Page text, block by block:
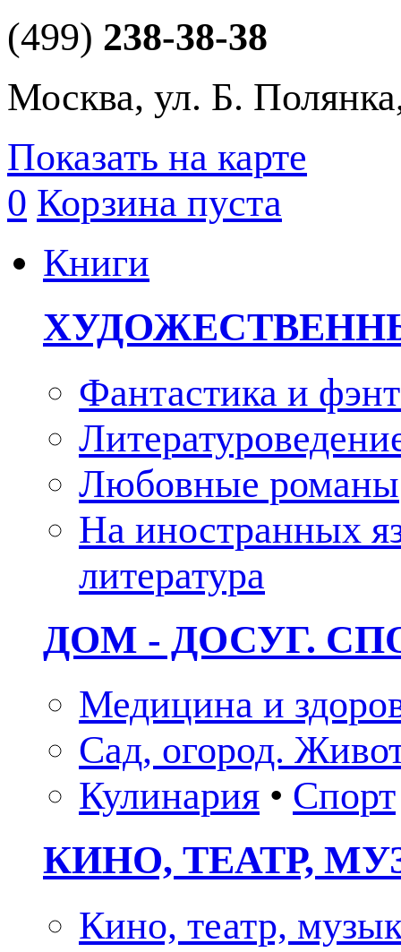
(499) 238-38-38
Москва, ул. Б.
Показать на карте
0 Корзина пуста
Книги
Фантастика и
Любовные романы
На иностранных
литература
ДОМ - ДОСУГ.
Медицина и
Сад, огород.
Кулинария • Спорт
КИНО, ТЕАТР,
Кино, театр,